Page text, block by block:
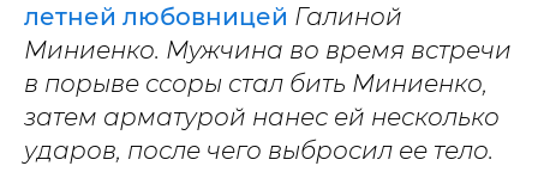
летней любовницей Галиной
Миниенко. Мужчина во время встречи
в порыве ссоры стал бить Миниенко,
затем арматурой нанес ей несколько
ударов, после чего выбросил ее тело.